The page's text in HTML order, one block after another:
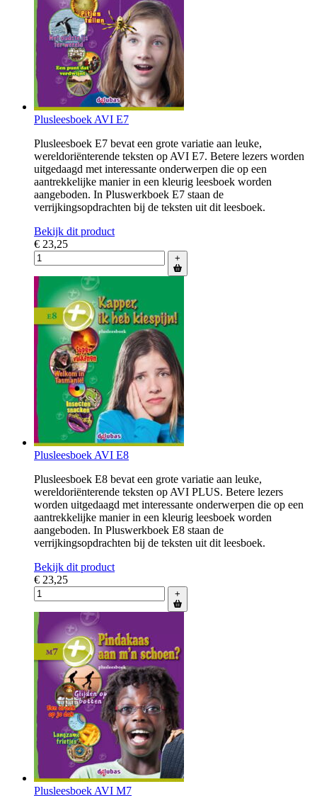
Plusleesboek AVI E7
Plusleesboek E7 bevat een grote variatie aan leuke,
wereldoriënterende teksten op AVI E7. Betere lezers worden
uitgedaagd met interessante onderwerpen die op een
aantrekkelijke manier in een kleurig leesboek worden
aangeboden. In Pluswerkboek E7 staan de
verrijkingsopdrachten bij de teksten uit dit leesboek.
Bekijk dit product
€ 23,25
+
Plusleesboek AVI E8
Plusleesboek E8 bevat een grote variatie aan leuke,
wereldoriënterende teksten op AVI PLUS. Betere lezers
worden uitgedaagd met interessante onderwerpen die op een
aantrekkelijke manier in een kleurig leesboek worden
aangeboden. In Pluswerkboek E8 staan de
verrijkingsopdrachten bij de teksten uit dit leesboek.
Bekijk dit product
€ 23,25
+
Plusleesboek AVI M7